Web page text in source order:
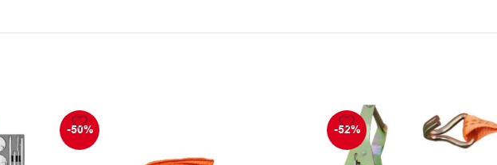
-50% -52%